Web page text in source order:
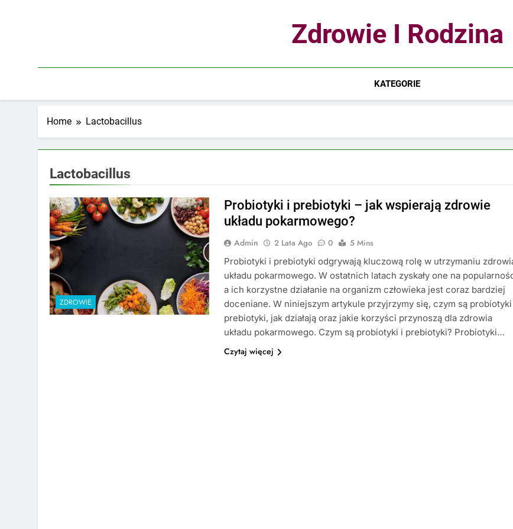
Zdrowie I Rodzina
KATEGORIE
Home Lactobacillus
Lactobacillus
ZDROWIE
Probiotyki i prebiotyki – jak wspierają zdrowie
układu pokarmowego?
Admin 2 Lata Ago 0
5 Mins
Probiotyki i prebiotyki odgrywają kluczową rolę w utrzymaniu
układu pokarmowego. W ostatnich latach zyskały one na
a ich korzystne działanie na organizm człowieka jest coraz bardziej
doceniane. W niniejszym artykule przyjrzymy się, czym są probiotyki
prebiotyki, jak działają oraz jakie korzyści przynoszą dla zdrowia
układu pokarmowego. Czym są probiotyki i prebiotyki? Probiotyki…
Czytaj więcej